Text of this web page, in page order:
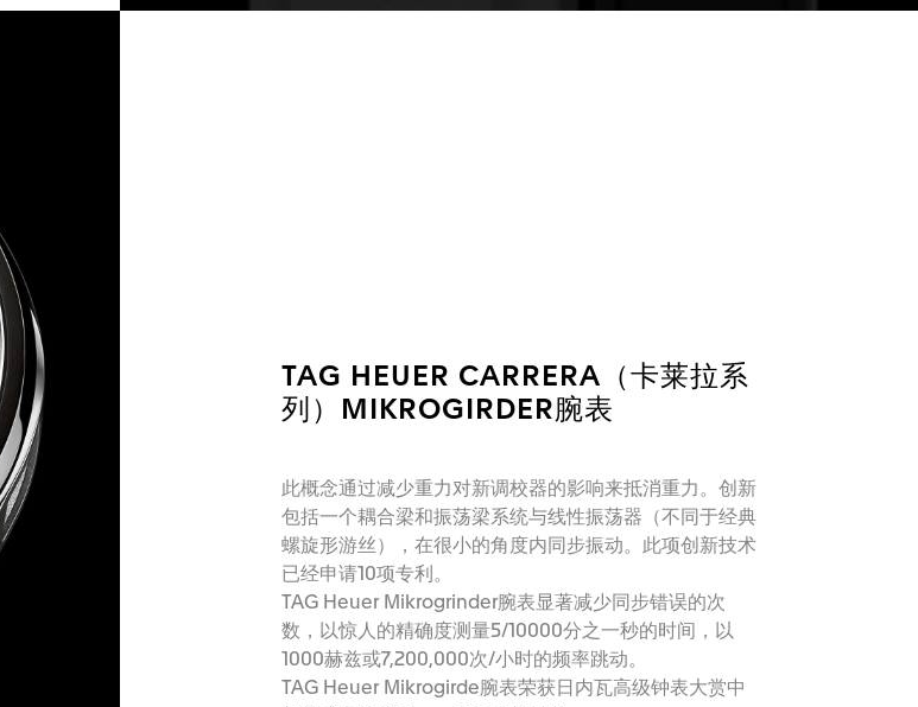
TAG HEUER CARRERA（卡莱拉系
列）MIKROGIRDER腕表
此概念通过减少重力对新调校器的影响来抵消重力。创新
包括一个耦合梁和振荡梁系统与线性振荡器（不同于经典
螺旋形游丝），在很小的角度内同步振动。此项创新技术
已经申请10项专利。
TAG Heuer Mikrogrinder腕表显著减少同步错误的次
数，以惊人的精确度测量5/10000分之一秒的时间，以
1000赫兹或7,200,000次/小时的频率跳动。
TAG Heuer Mikrogirde腕表荣获日内瓦高级钟表大赏中